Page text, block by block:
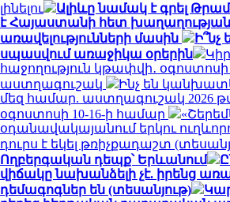
լինելու
Ալիևը նամակ է գրել
է Հայաստանի հետ
առավելությունների մասին
սպասվում առաջիկա օրերին
հաջողություն կթափվի․ օգոստոսի
աստղագուշակ
Ինչ են
մեզ համար. աստղագուշակ 2026
օգոստոսի 10-16-ի համար
օդանավակայանում երկու
դուրս է եկել թռիչքադաշտ
Ողբերգական դեպք՝ Երևանում
վիճակը նախանձելի չէ. իրենց
դեմագոգներ են (տեսանյութ)